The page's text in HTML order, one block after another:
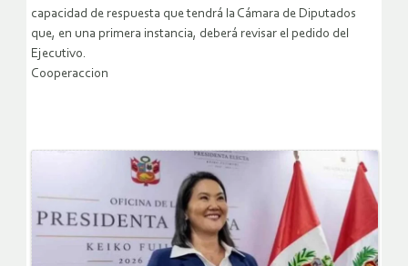
capacidad de respuesta que tendrá la Cámara de Diputados
que, en una primera instancia, deberá revisar el pedido del
Ejecutivo.
Cooperaccion